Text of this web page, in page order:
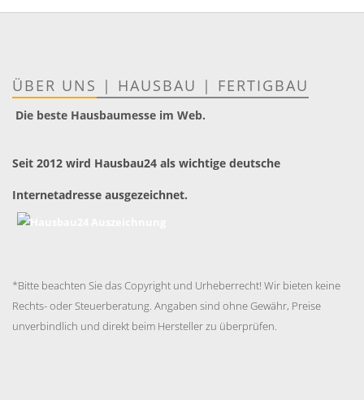
ÜBER UNS | HAUSBAU | FERTIGBAU
Die beste Hausbaumesse im Web.
Seit 2012 wird Hausbau24 als wichtige deutsche
Internetadresse ausgezeichnet.
*Bitte beachten Sie das Copyright und Urheberrecht! Wir bieten keine
Rechts- oder Steuerberatung. Angaben sind ohne Gewähr, Preise
unverbindlich und direkt beim Hersteller zu überprüfen.